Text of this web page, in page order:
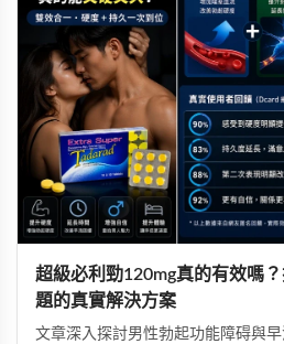
超級必利勁120mg真的有效嗎
題的真實解決方案
文章深入探討男性勃起功能障碍與